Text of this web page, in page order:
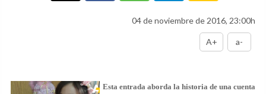
04 de noviembre de 2016, 23:00h
A+ a-
Esta entrada aborda la historia de una cuenta